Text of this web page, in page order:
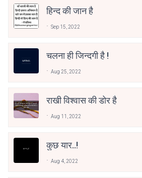
हिन्द की जान है
Sep 15, 2022
चलना ही जिन्दगी है !
Aug 25, 2022
राखी विश्वास की डोर है
Aug 11, 2022
कुछ यार..!
Aug 4, 2022